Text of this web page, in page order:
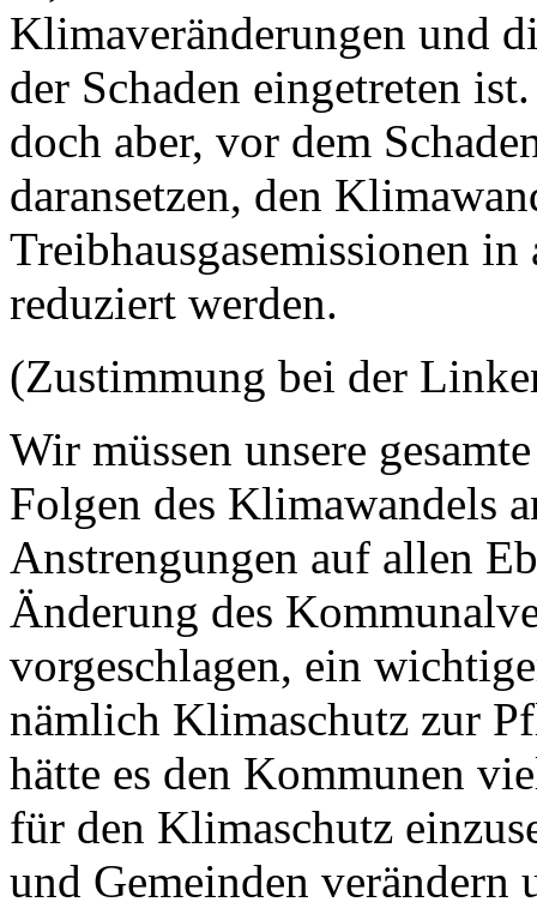
Klimaveränderungen und
der Schaden eingetreten
doch aber, vor dem
daransetzen, den
Treibhausgasemissionen
reduziert werden.
(Zustimmung bei der
Wir müssen unsere
Folgen des Klimawandels
Anstrengungen auf allen
Änderung des
vorgeschlagen, ein
nämlich Klimaschutz zur
hätte es den Kommunen
für den Klimaschutz
und Gemeinden verändern